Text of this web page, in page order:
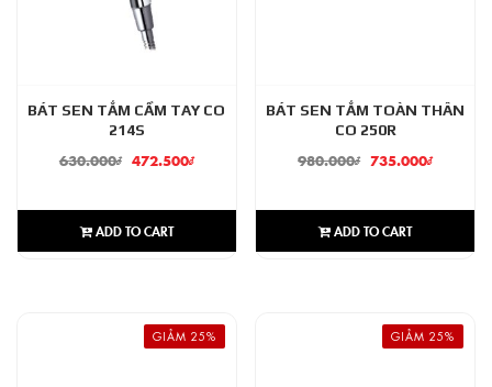
BÁT SEN TẮM CẦM TAY CO
214S
630.000₫ 472.500₫
ADD TO CART
BÁT SEN TẮM TOÀN THÂN
CO 250R
980.000₫ 735.000₫
ADD TO CART
GIẢM 25% GIẢM 25%